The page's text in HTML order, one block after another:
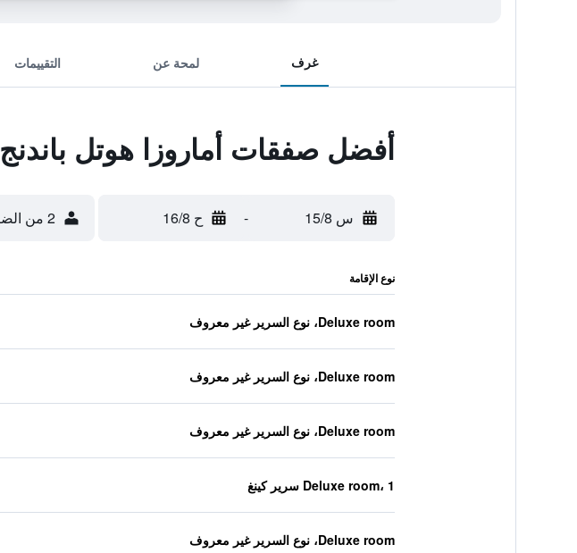
غرف لمحة عن التقييمات
أفضل صفقات أماروزا هوتل باندنج
س 15/8 - ح 16/8 2 من الضيوف، غرفة واحدة
نوع الإقامة
Deluxe room، نوع السرير غير معروف
Deluxe room، نوع السرير غير معروف
Deluxe room، نوع السرير غير معروف
Deluxe room، 1 سرير كينغ
Deluxe room، نوع السرير غير معروف